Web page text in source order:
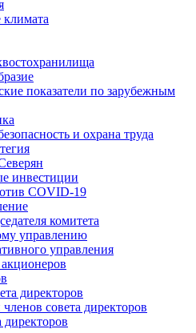
показатели по зарубежным
и охрана труда
инвестиции
COVID‑19
комитета
управлению
управления
директоров
совета директоров
директоров